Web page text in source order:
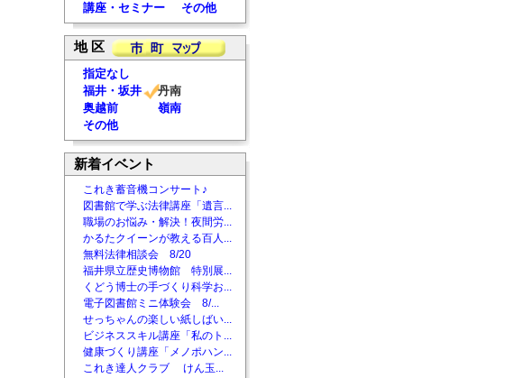
講座・セミナー
その他
地 区
指定なし
福井・坂井
丹南
奥越前
嶺南
その他
新着イベント
これき蓄音機コンサート♪
図書館で学ぶ法律講座「遺言...
職場のお悩み・解決！夜間労...
かるたクイーンが教える百人...
無料法律相談会 8/20
福井県立歴史博物館 特別展...
くどう博士の手づくり科学お...
電子図書館ミニ体験会 8/...
せっちゃんの楽しい紙しばい...
ビジネススキル講座「私のト...
健康づくり講座「メノポハン...
これき達人クラブ けん玉...